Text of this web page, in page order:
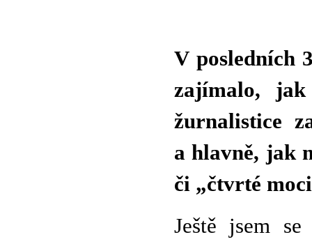
V posledních
zajímalo,
žurnalistice
a hlavně, jak
či „čtvrté
Ještě jsem